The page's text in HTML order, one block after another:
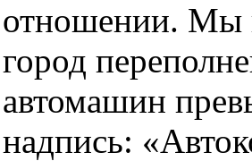
отношении. Мы
город
автомашин
надпись: